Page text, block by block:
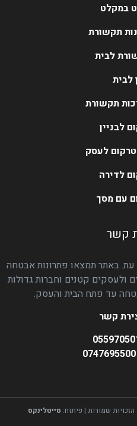
במקלט
תקשורת
לבית
לבית
תקשורת
לבניין
לעסק
לדירה
עם מסך
קשר
באתר תמצאו פתרונות אבטחה
ולעסקים קטנים וחברות גדולות
עד פתח הבית והעסק.
קשר
0747695500
סייטלינקס